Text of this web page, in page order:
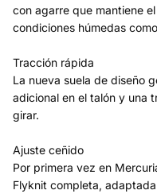
con agarre que mantiene
condiciones húmedas
Tracción rápida
La nueva suela de diseño
adicional en el talón y una
girar.
Ajuste ceñido
Por primera vez en
Flyknit completa,